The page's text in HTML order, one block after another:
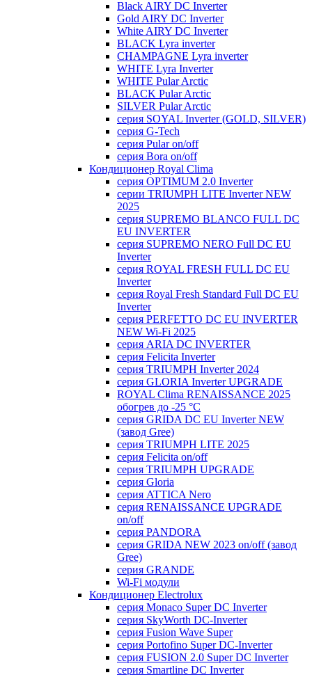
Black AIRY DC Inverter
Gold AIRY DC Inverter
White AIRY DC Inverter
BLACK Lyra inverter
CHAMPAGNE Lyra inverter
WHITE Lyra Inverter
WHITE Pular Arctic
BLACK Pular Arctic
SILVER Pular Arctic
серия SOYAL Inverter (GOLD, SILVER)
серия G-Tech
серия Pular on/off
серия Bora on/off
Кондиционер Royal Clima
серия OPTIMUM 2.0 Inverter
серии TRIUMPH LITE Inverter NEW
2025
серия SUPREMO BLANCO FULL DC
EU INVERTER
серия SUPREMO NERO Full DC EU
Inverter
серия ROYAL FRESH FULL DC EU
Inverter
серия Royal Fresh Standard Full DC EU
Inverter
серия PERFETTO DC EU INVERTER
NEW Wi-Fi 2025
серия ARIA DC INVERTER
серия Felicita Inverter
серия TRIUMPH Inverter 2024
серия GLORIA Inverter UPGRADE
ROYAL Clima RENAISSANCE 2025
обогрев до -25 °С
серия GRIDA DC EU Inverter NEW
(завод Gree)
серия TRIUMPH LITE 2025
серия Felicita on/off
серия TRIUMPH UPGRADE
серия Gloria
серия ATTICA Nero
серия RENAISSANCE UPGRADE
on/off
серия PANDORA
серия GRIDA NEW 2023 on/off (завод
Gree)
серия GRANDE
Wi-Fi модули
Кондиционер Electrolux
серия Monaco Super DC Inverter
серия SkyWorth DC-Inverter
серия Fusion Wave Super
серия Portofino Super DC-Inverter
серия FUSION 2.0 Super DC Іnverter
серия Smartline DC Inverter